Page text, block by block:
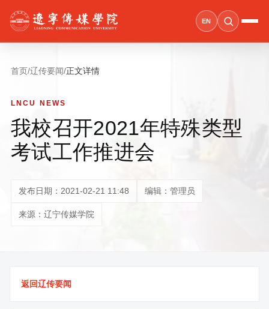
EN
首页/辽传要闻/正文详情
LNCU NEWS
我校召开2021年特殊类型
考试工作推进会
发布日期：2021-02-21 11:48 编辑：管理员
来源：辽宁传媒学院
返回辽传要闻